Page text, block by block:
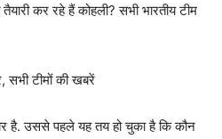
कर रहे हैं कोहली? सभी भारतीय टीम
सभी टीमों की खबरें
है. उससे पहले यह तय हो चुका है कि कौन